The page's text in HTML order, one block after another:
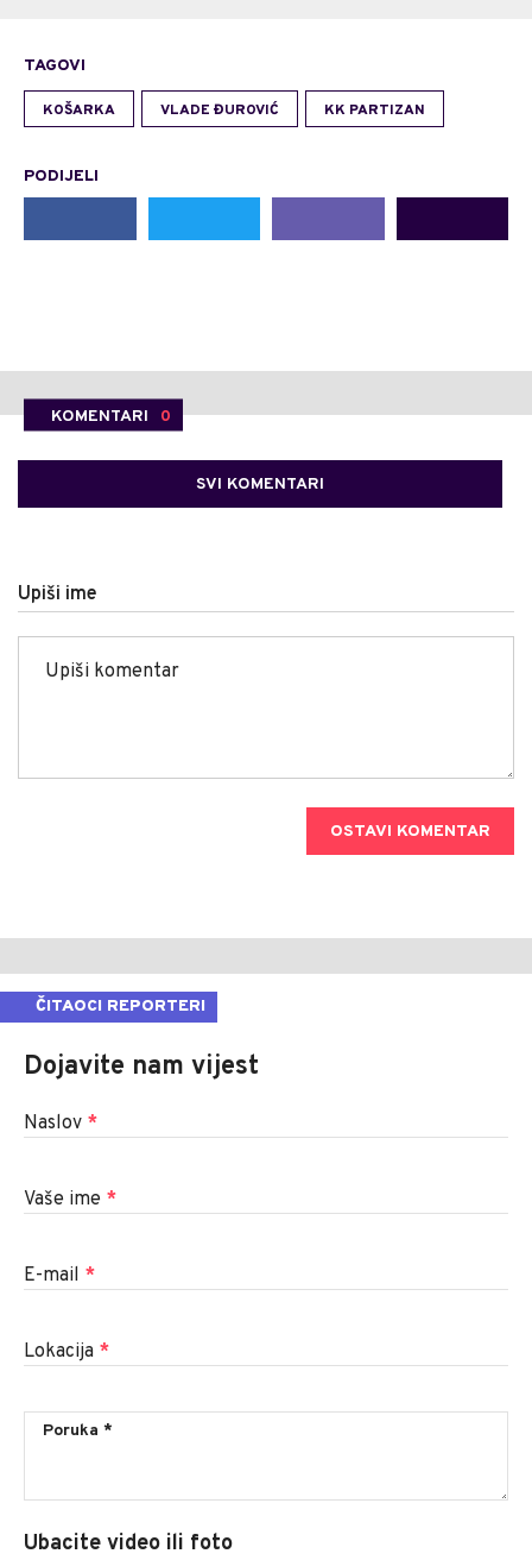
TAGOVI
KOŠARKA VLADE ĐUROVIĆ KK PARTIZAN
PODIJELI
KOMENTARI 0
SVI KOMENTARI
Upiši ime
OSTAVI KOMENTAR
ČITAOCI REPORTERI
Dojavite nam vijest
Naslov *
Vaše ime *
E-mail *
Lokacija *
Ubacite video ili foto